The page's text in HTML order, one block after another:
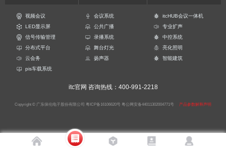
视频会议 会议系统
itcHUB会议一体机
LED显示屏
公共广播
专业扩声
信号传输管理
录播系统
中控系统
分布式平台
舞台灯光
亮化照明
云会务
扬声器
智能建筑
pis车载系统
itc官网 咨询热线：400-991-2218
Copyright © 广东保伦电子股份有限公司 粤ICP备16106620号 粤公网安备44011302004771号 产品参数解释声明